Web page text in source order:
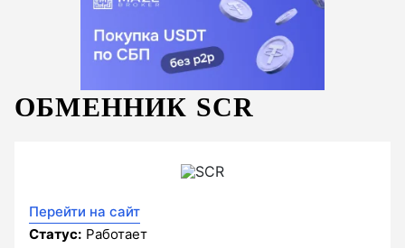
ОБМЕННИК SCR
Перейти на сайт
Статус: Paботает